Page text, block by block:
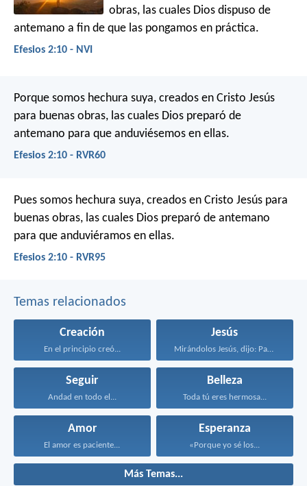
obras, las cuales Dios dispuso de
antemano a fin de que las pongamos en práctica.
Efesios 2:10 - NVI
Porque somos hechura suya, creados en Cristo Jesús
para buenas obras, las cuales Dios preparó de
antemano para que anduviésemos en ellas.
Efesios 2:10 - RVR60
Pues somos hechura suya, creados en Cristo Jesús para
buenas obras, las cuales Dios preparó de antemano
para que anduviéramos en ellas.
Efesios 2:10 - RVR95
Temas relacionados
Creación
En el principio creó...
Jesús
Mirándolos Jesús, dijo: Para...
Seguir
Andad en todo el...
Belleza
Toda tú eres hermosa...
Amor
El amor es paciente...
Esperanza
«Porque yo sé los...
Más Temas...